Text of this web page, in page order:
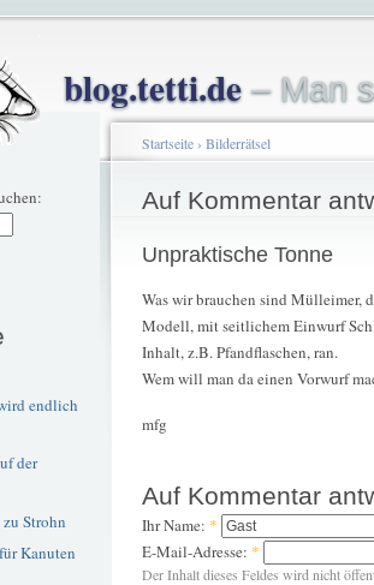
blog.tetti.de– Man
endlich
der
Strohn
Kanuten
Startseite› Bilderrätsel
Auf Kommentar
Unpraktische Tonne
Was wir brauchen sind Mülleimer,
Modell, mit seitlichem Einwurf
Inhalt, z.B. Pfandflaschen, ran.
Wem will man da einen Vorwurf
mfg
Auf Kommentar
Ihr Name: *
E-Mail-Adresse: *
Der Inhalt dieses Feldes wird nicht